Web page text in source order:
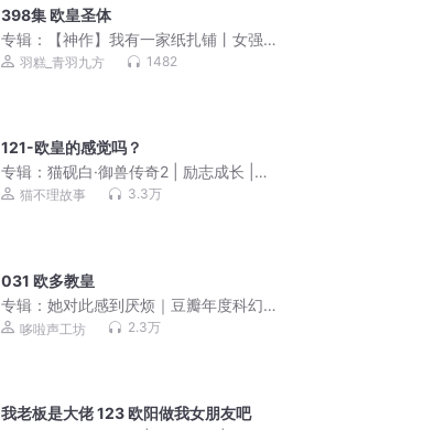
398集 欧皇圣体
专辑：
【神作】我有一家纸扎铺丨女强
丨中式恐怖丨悬疑灵异丨多人有声剧
羽糕_青羽九方 1482
121-欧皇的感觉吗？
专辑：猫砚白·御兽传奇2 | 励志成长 |猫
不理故事
猫不理故事 3.3万
031 欧多教皇
专辑：她对此感到厌烦｜豆瓣年度科幻
奇幻图书第一名｜穿越+无CP+西幻+女
哆啦声工坊 2.3万
我老板是大佬 123 欧阳做我女朋友吧